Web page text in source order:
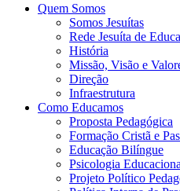
Quem Somos
Somos Jesuítas
Rede Jesuíta de
História
Missão, Visão e
Direção
Infraestrutura
Como Educamos
Proposta Pedagógica
Formação Cristã e
Educação Bilíngue
Psicologia
Projeto Político